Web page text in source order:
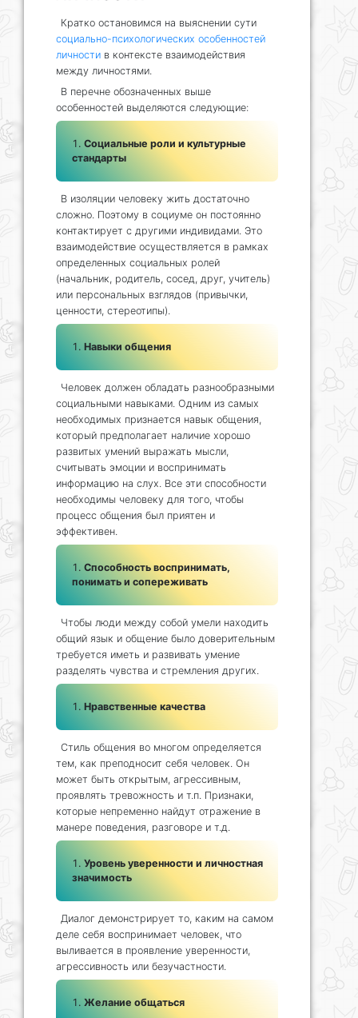
Кратко остановимся на выяснении сути
социально-психологических особенностей
личности в контексте взаимодействия
между личностями.
В перечне обозначенных выше
особенностей выделяются следующие:
Социальные роли и культурные
стандарты
В изоляции человеку жить достаточно
сложно. Поэтому в социуме он постоянно
контактирует с другими индивидами. Это
взаимодействие осуществляется в рамках
определенных социальных ролей
(начальник, родитель, сосед, друг, учитель)
или персональных взглядов (привычки,
ценности, стереотипы).
Навыки общения
Человек должен обладать разнообразными
социальными навыками. Одним из самых
необходимых признается навык общения,
который предполагает наличие хорошо
развитых умений выражать мысли,
считывать эмоции и воспринимать
информацию на слух. Все эти способности
необходимы человеку для того, чтобы
процесс общения был приятен и
эффективен.
Способность воспринимать,
понимать и сопереживать
Чтобы люди между собой умели находить
общий язык и общение было доверительным
требуется иметь и развивать умение
разделять чувства и стремления других.
Нравственные качества
Стиль общения во многом определяется
тем, как преподносит себя человек. Он
может быть открытым, агрессивным,
проявлять тревожность и т.п. Признаки,
которые непременно найдут отражение в
манере поведения, разговоре и т.д.
Уровень уверенности и личностная
значимость
Диалог демонстрирует то, каким на самом
деле себя воспринимает человек, что
выливается в проявление уверенности,
агрессивность или безучастности.
Желание общаться